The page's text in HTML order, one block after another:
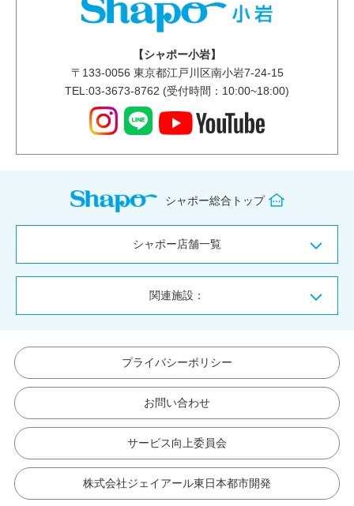
【シャポー小岩】
〒 133-0056 東京都江戸川区南小岩7-24-15
TEL:03-3673-8762 (受付時間：10:00~18:00)
シャポー総合トップ
シャポー店舗一覧
関連施設：
プライバシーポリシー
お問い合わせ
サービス向上委員会
株式会社ジェイアール東日本都市開発